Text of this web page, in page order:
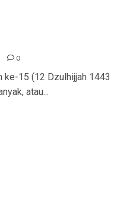
0
15 (12 Dzulhijjah 1443
atau...